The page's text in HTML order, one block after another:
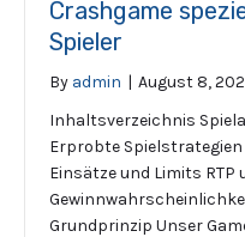
Crashgame
Spieler
By admin | August 8,
Inhaltsverzeichnis
Erprobte
Einsätze und Limits RTP
Grundprinzip Unser